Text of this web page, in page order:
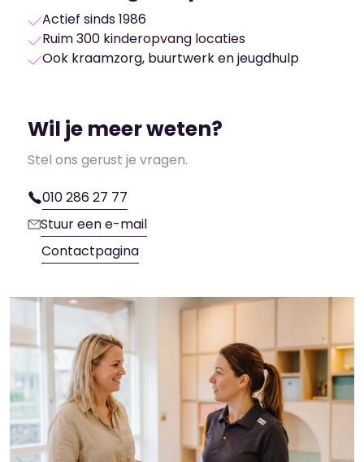
Actief sinds 1986
Ruim 300 kinderopvang locaties
Ook kraamzorg, buurtwerk en jeugdhulp
Wil je meer weten?
Stel ons gerust je vragen.
010 286 27 77
Stuur een e-mail
Contactpagina